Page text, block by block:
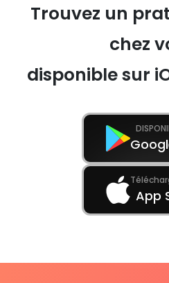
Trouvez un
chez
disponible sur
App